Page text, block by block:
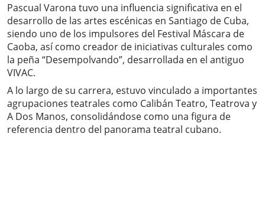
Pascual Varona tuvo una influencia significativa en el
desarrollo de las artes escénicas en Santiago de Cuba,
siendo uno de los impulsores del Festival Máscara de
Caoba, así como creador de iniciativas culturales como
la peña “Desempolvando”, desarrollada en el antiguo
VIVAC.
A lo largo de su carrera, estuvo vinculado a importantes
agrupaciones teatrales como Calibán Teatro, Teatrova y
A Dos Manos, consolidándose como una figura de
referencia dentro del panorama teatral cubano.